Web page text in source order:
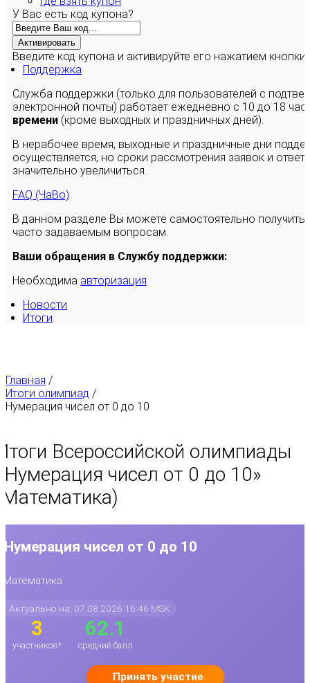
У Вас есть код купона?
Активировать
Введите код купона и активируйте его нажатием кнопки
Поддержка
Служба поддержки (только для пользователей с
электронной почты) работает ежедневно с 10 до 18
времени (кроме выходных и праздничных дней).
В нерабочее время, выходные и праздничные дни
осуществляется, но сроки рассмотрения заявок и
значительно увеличиться.
FAQ (ЧаВо)
В данном разделе Вы можете самостоятельно
часто задаваемым вопросам.
Ваши обращения в Службу поддержки:
Необходима авторизация
Новости
Итоги
Главная /
Итоги олимпиад /
Нумерация чисел от 0 до 10
Всероссийской олимпиады
Нумерация чисел от 0 до 10»
Нумерация чисел от 0 до 10
Математика
Актуально на: 07.08.2026 16:46 MSK
3
участников*
62.1
средний балл
Принять участие